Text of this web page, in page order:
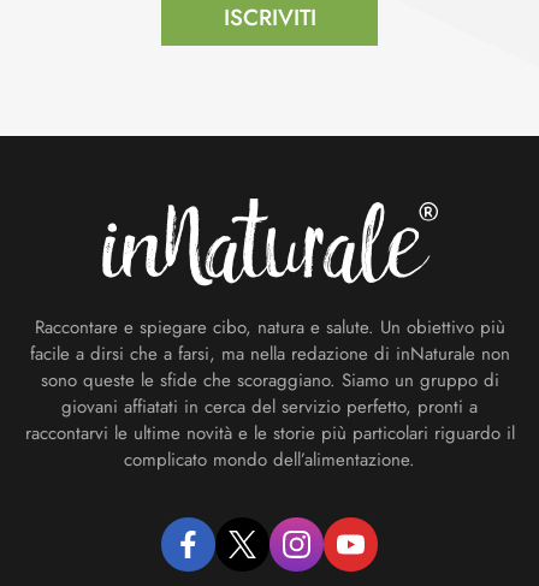
ISCRIVITI
Raccontare e spiegare cibo, natura e salute. Un obiettivo più
facile a dirsi che a farsi, ma nella redazione di inNaturale non
sono queste le sfide che scoraggiano. Siamo un gruppo di
giovani affiatati in cerca del servizio perfetto, pronti a
raccontarvi le ultime novità e le storie più particolari riguardo il
complicato mondo dell’alimentazione.
facebooktwitter instagramyoutube